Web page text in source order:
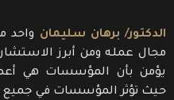
الدكتور/ برهان سليمان واحد
مجال عمله ومن أبرز
يؤمن بأن المؤسسات هي
حيث تؤثر المؤسسات في جميع